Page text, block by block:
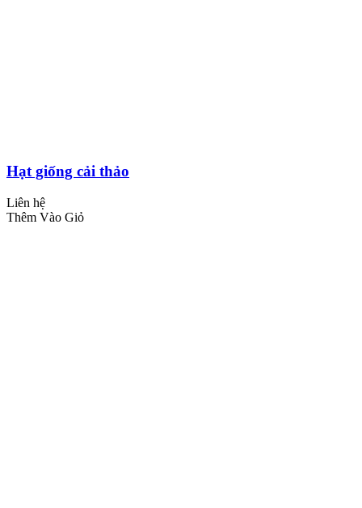
Hạt giống cải thảo
Liên hệ
Thêm Vào Giỏ